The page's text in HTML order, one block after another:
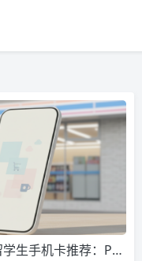
推荐：Povo 零月租完全指南